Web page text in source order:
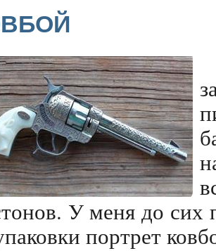
У меня до сих
портрет